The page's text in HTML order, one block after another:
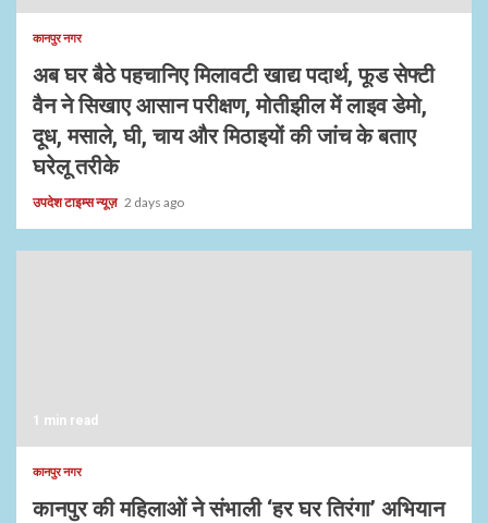
कानपुर नगर
अब घर बैठे पहचानिए मिलावटी खाद्य पदार्थ, फूड सेफ्टी
वैन ने सिखाए आसान परीक्षण, मोतीझील में लाइव डेमो,
दूध, मसाले, घी, चाय और मिठाइयों की जांच के बताए
घरेलू तरीके
उपदेश टाइम्स न्यूज़ 2 days ago
1 min read
कानपुर नगर
कानपुर की महिलाओं ने संभाली ‘हर घर तिरंगा’ अभियान